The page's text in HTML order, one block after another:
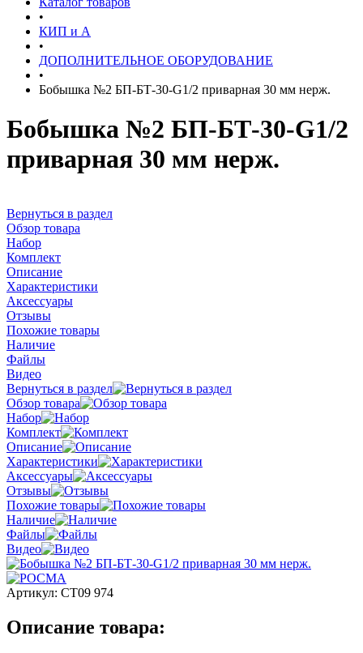
•
КИП и А
•
ДОПОЛНИТЕЛЬНОЕ ОБОРУДОВАНИЕ
•
Бобышка №2 БП-БТ-30-G1/2 приварная 30 мм нерж.
Бобышка №2 БП-БТ-30-G1/2
приварная 30 мм нерж.
Вернуться в раздел
Обзор товара
Набор
Комплект
Описание
Характеристики
Аксессуары
Отзывы
Похожие товары
Наличие
Файлы
Видео
Вернуться в раздел
Обзор товара
Набор
Комплект
Описание
Характеристики
Аксессуары
Отзывы
Похожие товары
Наличие
Файлы
Видео
Артикул: СТ09 974
Описание товара: